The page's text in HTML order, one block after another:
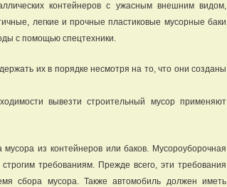
контейнеров с ужасным внешним видом,
легкие и прочные пластиковые мусорные баки
с помощью спецтехники.
их в порядке несмотря на то, что они созданы
вывезти строительный мусор применяют
из контейнеров или баков. Мусороуборочная
требованиям. Прежде всего, эти требования
сбора мусора. Также автомобиль должен иметь